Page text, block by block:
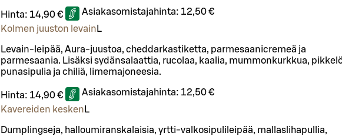
Hinta: 14,90 € Asiakasomistajahinta: 12,50 €
Kolmen juuston levain L
Levain-leipää, Aura-juustoa, cheddarkastiketta, parmesaanicremeä ja
parmesaania. Lisäksi sydänsalaattia, rucolaa, kaalia, mummonkurkkua,
punasipulia ja chiliä, limemajoneesia.
Hinta: 14,90 € Asiakasomistajahinta: 12,50 €
Kavereiden kesken L
Dumplingseja, halloumiranskalaisia, yrtti-valkosipulileipää, mallaslihapullia,